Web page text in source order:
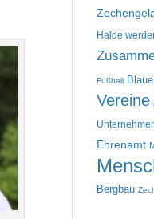
Halde
Fußball
Vereine
Ehrenamt
Bergbau